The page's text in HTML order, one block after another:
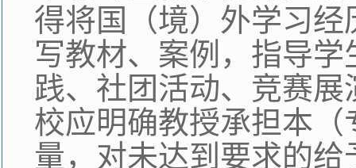
得将国（境）外学习
写教材、案例，指导
践、社团活动、竞赛
校应明确教授承担本
量，对未达到要求的